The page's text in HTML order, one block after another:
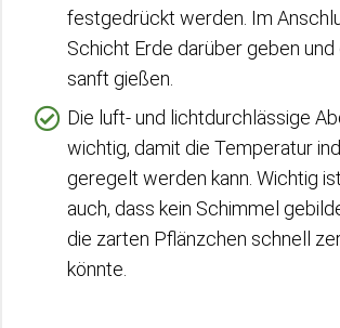
festgedrückt werden. Im
Schicht Erde darüber geben und
sanft gießen.
Die luft- und lichtdurchlässige
wichtig, damit die Temperatur
geregelt werden kann. Wichtig
auch, dass kein Schimmel
die zarten Pflänzchen schnell
könnte.